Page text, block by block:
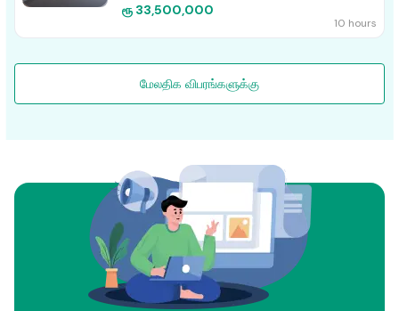
ரூ 33,500,000
10 hours
மேலதிக விபரங்களுக்கு